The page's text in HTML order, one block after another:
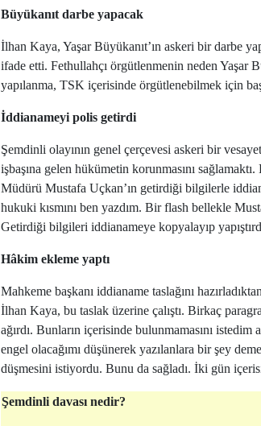
Büyükanıt darbe yapacak
İlhan Kaya, Yaşar Büyükanıt’ın askeri bir darbe
ifade etti. Fethullahçı örgütlenmenin neden Yaşar
yapılanma, TSK içerisinde örgütlenebilmek için
İddianameyi polis getirdi
Şemdinli olayının genel çerçevesi askeri bir
işbaşına gelen hükümetin korunmasını
Müdürü Mustafa Uçkan’ın getirdiği bilgilerle
hukuki kısmını ben yazdım. Bir flash bellekle
Getirdiği bilgileri iddianameye kopyalayıp
Hâkim ekleme yaptı
Mahkeme başkanı iddianame taslağını
İlhan Kaya, bu taslak üzerine çalıştı. Birkaç
ağırdı. Bunların içerisinde bulunmamasını
engel olacağımı düşünerek yazılanlara bir şey
düşmesini istiyordu. Bunu da sağladı. İki gün
Şemdinli davası nedir?